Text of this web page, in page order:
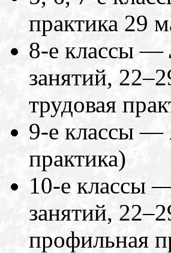
практика 29
8-е классы —
занятий,
трудовая
9-е классы —
практика)
10-е классы
занятий,
профильная